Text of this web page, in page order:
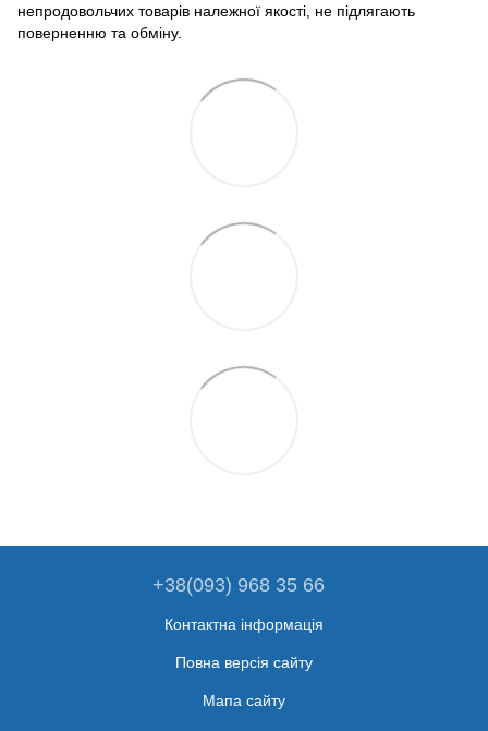
непродовольчих товарів належної якості, не підлягають
поверненню та обміну.
+38(093) 968 35 66
Контактна інформація
Повна версія сайту
Мапа сайту